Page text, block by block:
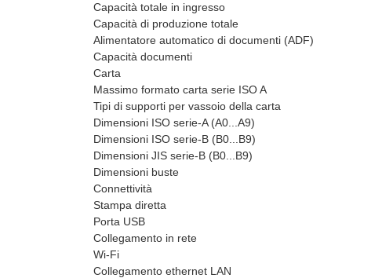
Capacità totale in ingresso
Capacità di produzione totale
Alimentatore automatico di documenti (ADF)
Capacità documenti
Carta
Massimo formato carta serie ISO A
Tipi di supporti per vassoio della carta
Dimensioni ISO serie-A (A0...A9)
Dimensioni ISO serie-B (B0...B9)
Dimensioni JIS serie-B (B0...B9)
Dimensioni buste
Connettività
Stampa diretta
Porta USB
Collegamento in rete
Wi-Fi
Collegamento ethernet LAN